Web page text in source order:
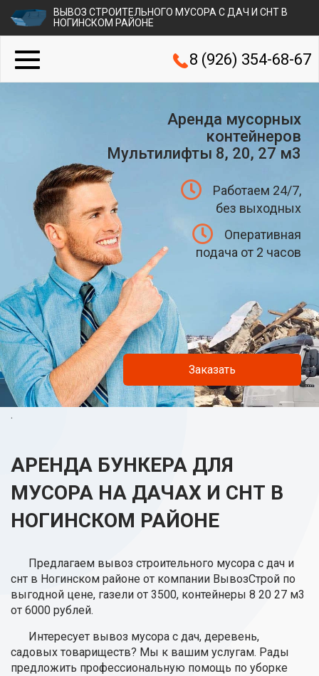
ВЫВОЗ СТРОИТЕЛЬНОГО МУСОРА С ДАЧ И СНТ В
НОГИНСКОМ РАЙОНЕ
8 (926) 354-68-67
Аренда мусорных
контейнеров
Мультилифты 8, 20, 27 м3
Работаем 24/7,
без выходных
Оперативная
подача от 2 часов
Заказать
.
АРЕНДА БУНКЕРА ДЛЯ
МУСОРА НА ДАЧАХ И СНТ В
НОГИНСКОМ РАЙОНЕ
Предлагаем вывоз строительного мусора с дач и
снт в Ногинском районе от компании ВывозСтрой по
выгодной цене, газели от 3500, контейнеры 8 20 27 м3
от 6000 рублей.
Интересует вывоз мусора с дач, деревень,
садовых товариществ? Мы к вашим услугам. Рады
предложить профессиональную помощь по уборке